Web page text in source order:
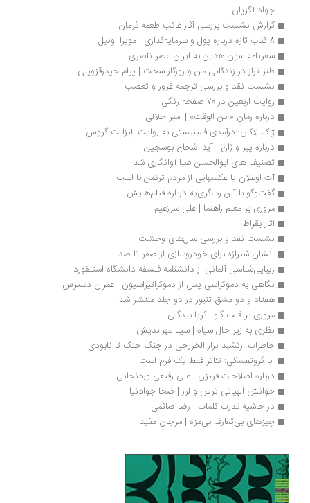
جواد لگزیان
گزارش نشست بررسی آثار غائب طعمه فرمان
سفرنامه سون هدین به ایران عصر ناصری
طنز تراز در زندگانی من و روزگار سخت | پیام حیدرقزوینی
نشست نقد و بررسی ترجمه غرور و تعصب
روایت اربعین در ۷۰ صفحه رنگی
درباره رمان «ابن الوقت» | امیر جلالی
ژاک لاکان؛ درآمدی فمینیستی به روایت الیزابت گروس
درباره پیر و ژان | آیدا شجاع بوسجین
تصنیف های ابوالحسن صبا آوانگاری شد
آت اوغلان یا عکسهایی از مردم ترکمن با اسب
گفت‌وگو با آلن رب‌گری‌یه درباره فیلم‌هایش
مروری بر معلم راهنما | علی سرزعیم
آثار بقراط
نشست نقد و بررسی سال‌های وحشت
نشان شیرازه برای خودروسازی از صفر تا صد
زیبایی‌شناسی آلمانی از دانشنامه فلسفه دانشگاه استنفورد
نگاهی به دموکراسی پس از دموکراتیزاسیون | عمران دسترس
هفتاد و دو مشق تنبور در دو جلد منتشر شد
مروری بر قلب گاو | ثریا بیدگلی
نظری به زیر خال سیاه | سینا مهراندیش
خاطرات ارتشبد نزار الخزرجی در جنگ جنگ تا نابودی
با گروتفسکی: تئاتر فقط یک فرم است
درباره اصلاحات فرنزن | علی رفیعی وردنجانی
خوانش الهیاتی ترس و لرز | ضحا جوادنیا
در حاشیه قدرت کلمات | رضا صائمی
چیزهای بی‌تعارف بی‌مزه | مرجان مفید